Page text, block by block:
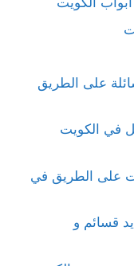
على الطريق
في الكويت
على الطريق في
قسائم و